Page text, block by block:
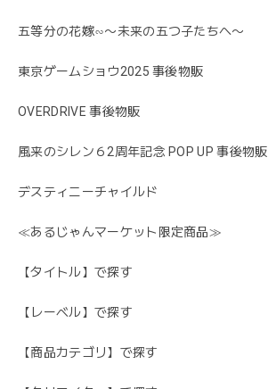
五等分の花嫁∽〜未来の五つ子たちへ〜
東京ゲームショウ2025 事後物販
OVERDRIVE 事後物販
風来のシレン６2周年記念 POP UP 事後物販
デスティニーチャイルド
≪あるじゃんマーケット限定商品≫
【タイトル】で探す
【レーベル】で探す
【商品カテゴリ】で探す